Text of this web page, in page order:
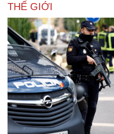
Du lịch
Tư vấn
Săn Tour
check-in
THẾ GIỚI